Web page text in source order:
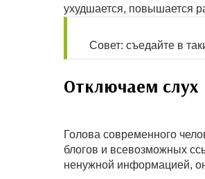
ухудшается, повышается
Совет: съедайте в
Отключаем слух
Голова современного
блогов и всевозможных
ненужной информацией,